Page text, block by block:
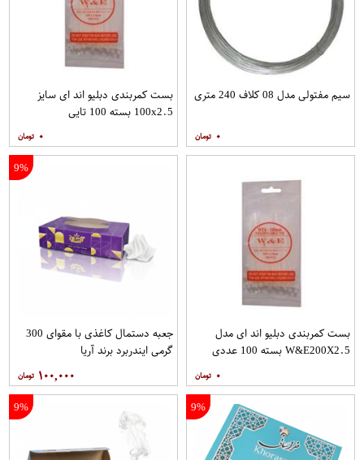
سیم مفتولی مدل 08 کلاف 240 متری
۰
بست کمربندی دبلیو اند ای سایز
100x2.5 بسته 100 تایی
۰
بست کمربندی دبلیو اند ای مدل
W&E200X2.5 بسته 100 عددی
۰
9%
جعبه دستمال کاغذی با مقوای 300
گرمی ایندربرد برند آریا
۱۰۰,۰۰۰
9%
9%